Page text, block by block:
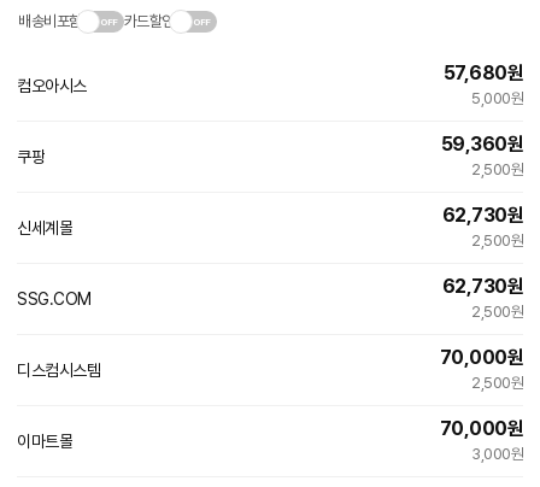
배송비포함 카드할인
컴오아시스
57,680원
5,000원
쿠팡
59,360원
2,500원
신세계몰
62,730원
2,500원
SSG.COM
62,730원
2,500원
디스컴시스템
70,000원
2,500원
이마트몰
70,000원
3,000원